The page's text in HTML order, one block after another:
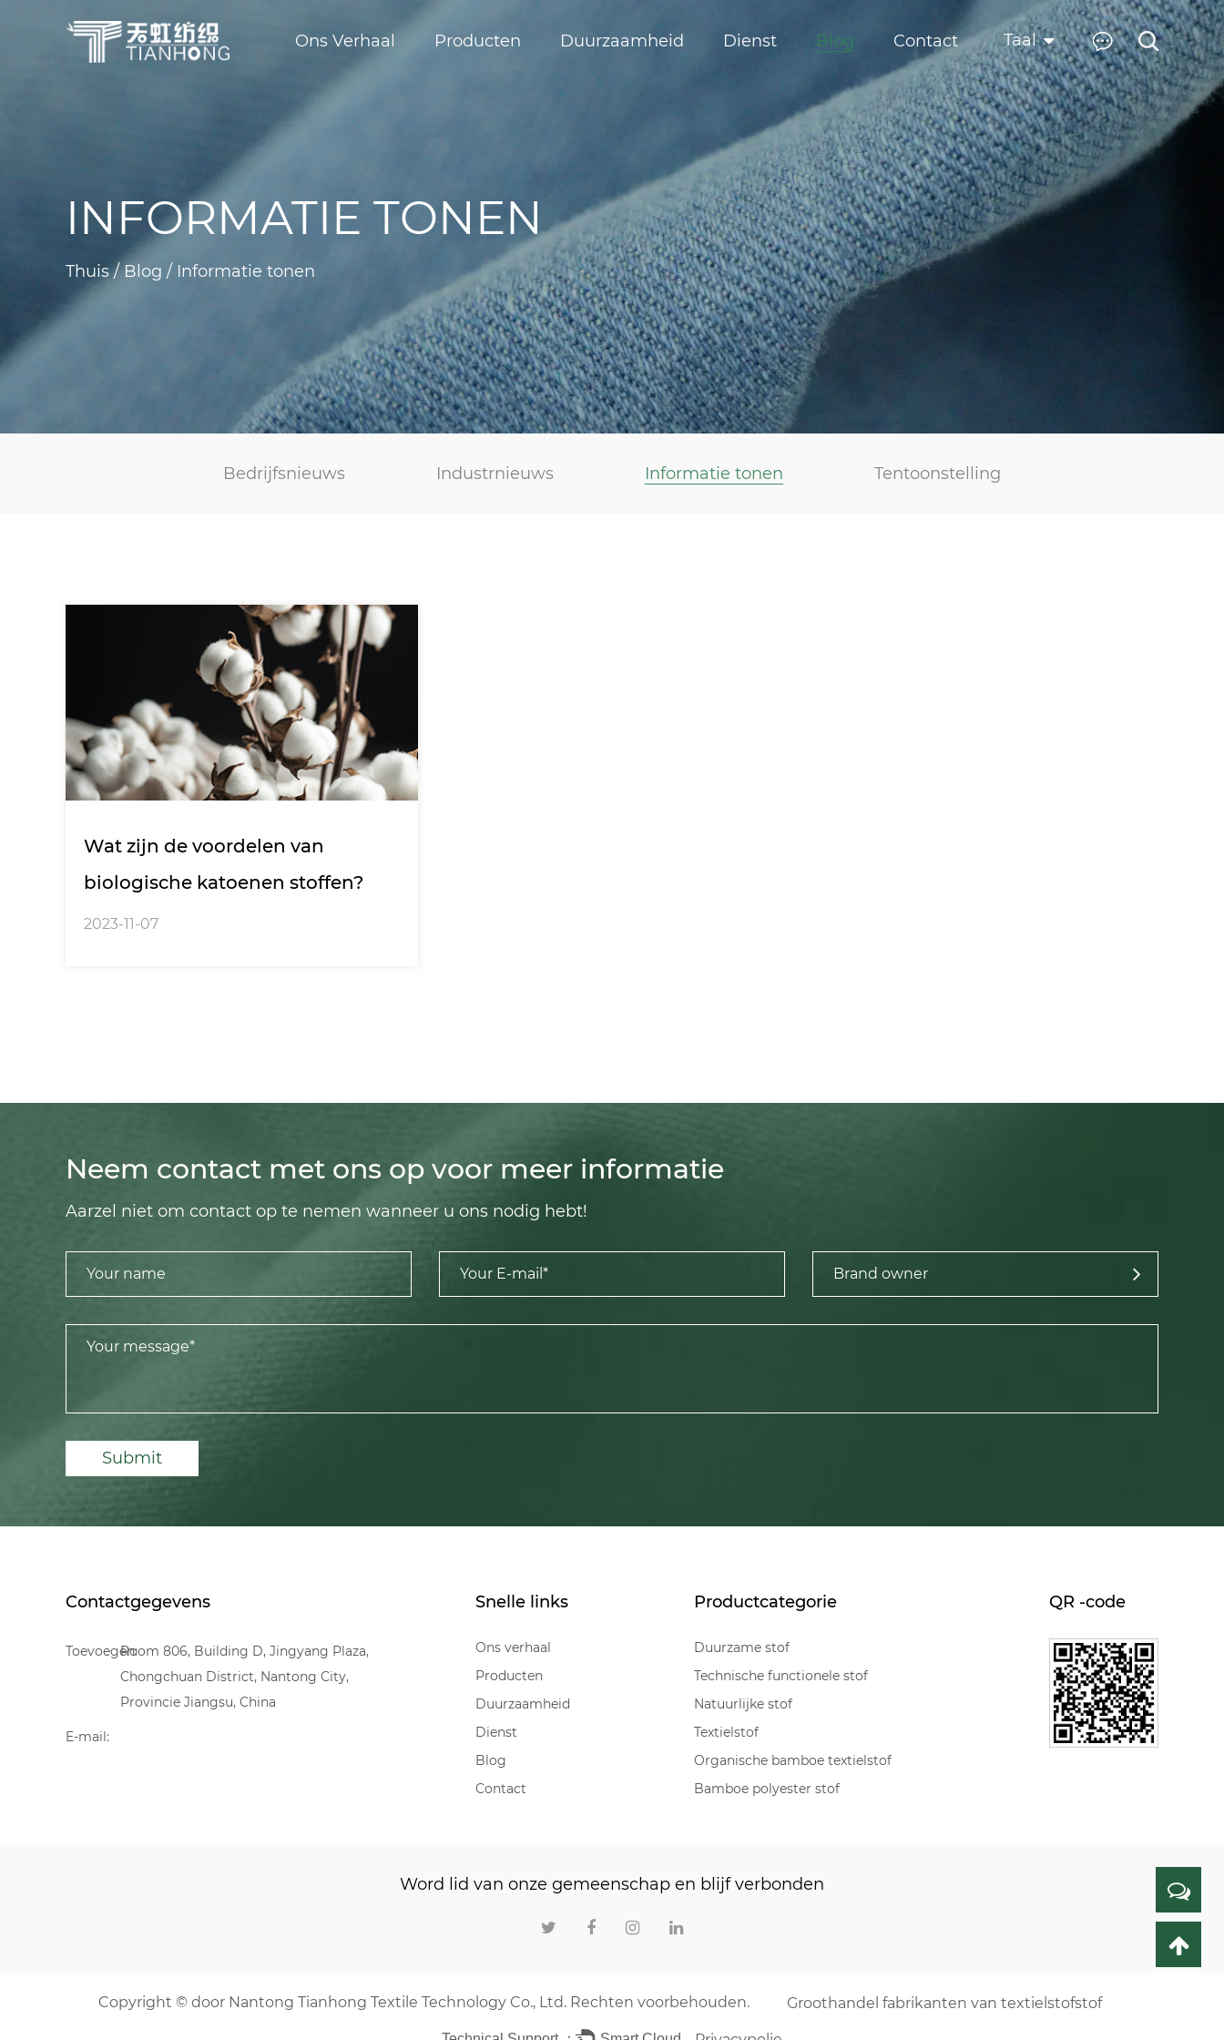
Ons Verhaal Producten Duurzaamheid Dienst Blog Contact Taal
INFORMATIE TONEN
Thuis/Blog / Informatie tonen
Bedrijfsnieuws Industrnieuws Informatie tonen Tentoonstelling
Wat zijn de voordelen van
biologische katoenen stoffen?
2023-11-07
Neem contact met ons op voor meer informatie
Aarzel niet om contact op te nemen wanneer u ons nodig hebt!
Submit
Contactgegevens
Toevoegen:Room 806, Building D, Jingyang Plaza,
Chongchuan District, Nantong City,
Provincie Jiangsu, China
E-mail:
Snelle links
Ons verhaal
Producten
Duurzaamheid
Dienst
Blog
Contact
Productcategorie
Duurzame stof
Technische functionele stof
Natuurlijke stof
Textielstof
Organische bamboe textielstof
Bamboe polyester stof
QR -code
Word lid van onze gemeenschap en blijf verbonden
Copyright © door Nantong Tianhong Textile Technology Co., Ltd.Rechten voorbehouden. Groothandel fabrikanten van textielstofstof